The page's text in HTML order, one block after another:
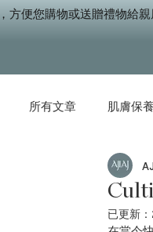
方便您購物或送贈禮物給親
所有文章 肌膚保養
已更新：